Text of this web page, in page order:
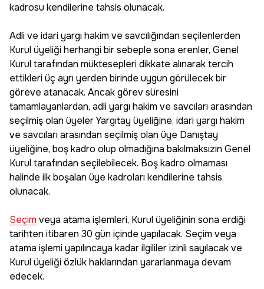
kadrosu kendilerine tahsis olunacak.
Adli ve idari yargı hakim ve savcılığından seçilenlerden
Kurul üyeliği herhangi bir sebeple sona erenler, Genel
Kurul tarafından müktesepleri dikkate alınarak tercih
ettikleri üç ayrı yerden birinde uygun görülecek bir
göreve atanacak. Ancak görev süresini
tamamlayanlardan, adli yargı hakim ve savcıları arasından
seçilmiş olan üyeler Yargıtay üyeliğine, idari yargı hakim
ve savcıları arasından seçilmiş olan üye Danıştay
üyeliğine, boş kadro olup olmadığına bakılmaksızın Genel
Kurul tarafından seçilebilecek. Boş kadro olmaması
halinde ilk boşalan üye kadroları kendilerine tahsis
olunacak.
Seçim veya atama işlemleri, Kurul üyeliğinin sona erdiği
tarihten itibaren 30 gün içinde yapılacak. Seçim veya
atama işlemi yapılıncaya kadar ilgililer izinli sayılacak ve
Kurul üyeliği özlük haklarından yararlanmaya devam
edecek.